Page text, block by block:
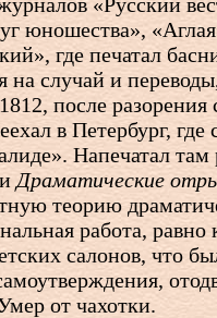
юношества»,
где печатал
на случай и
после разорения
в Петербург,
Напечатал там
Драматические
теорию
работа, равно
салонов, что
от чахотки.